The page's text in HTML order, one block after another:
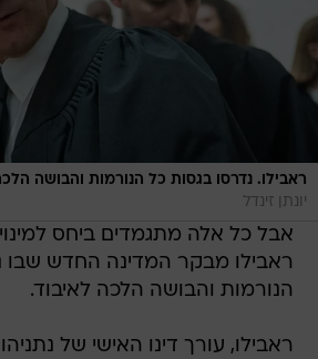
ראבילו. נדרסו בגסות כל הנורמות והבושה
יונתן זינדל
אבל כל אלה מתגמדים ביחס
ראבילו מבקר המדינה החדש שבו
הנורמות והבושה הלכה לאיבוד.
ראבילו, עורך דינו האישי של